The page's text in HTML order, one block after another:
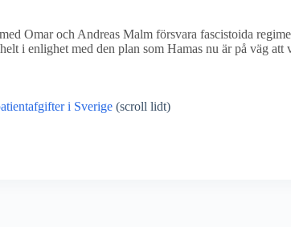
Omar och Andreas Malm försvara fascistoida
i enlighet med den plan som Hamas nu är på väg att
i Sverige (scroll lidt)